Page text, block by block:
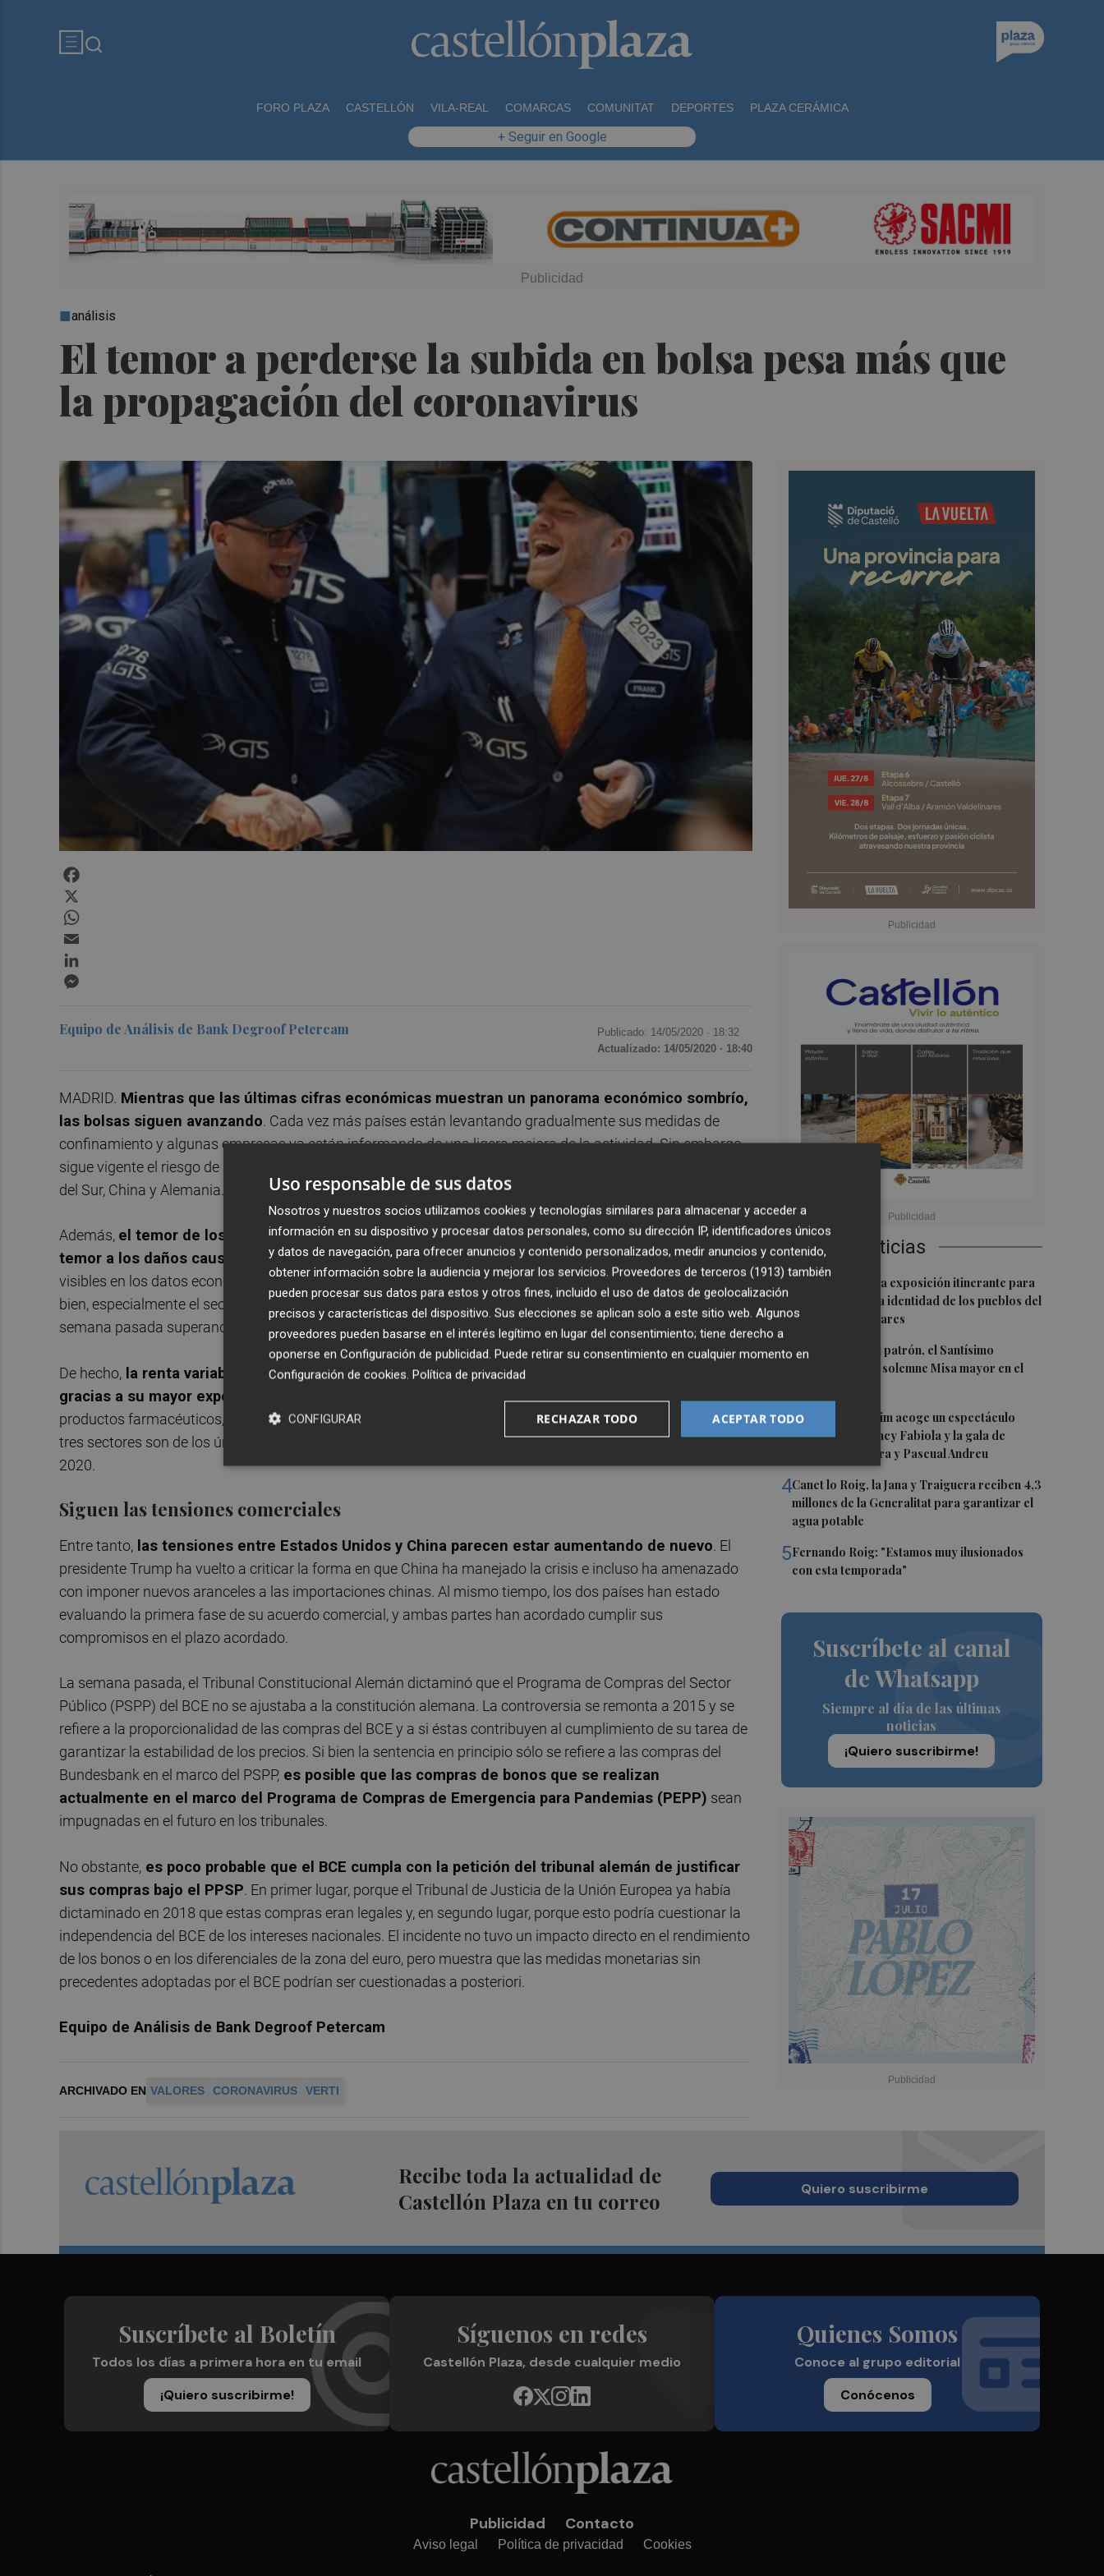
FORO PLAZA CASTELLÓN VILA-REAL COMARCAS COMUNITAT DEPORTES PLAZA CERÁMICA
+ Seguir en Google
El temor a perderse la subida en bolsa pesa más que
la propagación del coronavirus
análisis
Últimas Noticias
1 Pavías acoge una exposición itinerante para
poner en valor la identidad de los pueblos del
Palancia y el Mijares
2 Onda honra a su patrón, el Santísimo
Salvador, con la solemne Misa mayor en el
3Ópera Benicàssim acoge un espectáculo
dirigido por Nancy Fabiola y la gala de
Anabel de la Mora y Pascual Andreu
4Canet lo Roig, la Jana y Traiguera reciben 4,3
millones de la Generalitat para garantizar el
agua potable
5Fernando Roig: "Estamos muy ilusionados
con esta temporada"
Suscríbete al canal
de Whatsapp
Siempre al día de las últimas
noticias
¡Quiero suscribirme!
Equipo de Análisis de Bank Degroof Petercam Publicado: 14/05/2020 · 18:32
Actualizado: 14/05/2020 · 18:40
MADRID. Mientras que las últimas cifras económicas muestran un panorama económico sombrío,
las bolsas siguen avanzando. Cada vez más países están levantando gradualmente sus medidas de
confinamiento y algunas empresas ya están informando de una ligera mejora de la actividad. Sin embargo,
sigue vigente el riesgo de una segunda ola de contagio. Esto se hace patente en los nuevos brotes en Corea
del Sur, China y Alemania.
Además, el temor de los inversores a perderse la subida de las bolsas parece más fuerte que el
temor a los daños causados por la crisis sanitaria. Sin embargo, estos últimos son cada vez más
visibles en los datos económicos. Los sectores que mostraban fortaleza anteriormente siguen funcionando
bien, especialmente el sector tecnológico, lo que ha llevado al índice Nasdaq de Estados Unidos a cerrar la
semana pasada superando los niveles de principios de año.
De hecho, la renta variable estadounidense también está superando a los índices europeos
gracias a su mayor exposición al sector
productos farmacéuticos, figuran entre los pesos pesados de los índices de Estados Unidos. De hecho, estos
tres sectores son de los únicos que se espera que registren un crecimiento positivo de los beneficios en
2020.
Siguen las tensiones comerciales
Entre tanto, las tensiones entre Estados Unidos y China parecen estar aumentando de nuevo. El
presidente Trump ha vuelto a criticar la forma en que China ha manejado la crisis e incluso ha amenazado
con imponer nuevos aranceles a las importaciones chinas. Al mismo tiempo, los dos países han estado
evaluando la primera fase de su acuerdo comercial, y ambas partes han acordado cumplir sus
compromisos en el plazo acordado.
La semana pasada, el Tribunal Constitucional Alemán dictaminó que el Programa de Compras del Sector
Público (PSPP) del BCE no se ajustaba a la constitución alemana. La controversia se remonta a 2015 y se
refiere a la proporcionalidad de las compras del BCE y a si éstas contribuyen al cumplimiento de su tarea de
garantizar la estabilidad de los precios. Si bien la sentencia en principio sólo se refiere a las compras del
Bundesbank en el marco del PSPP, es posible que las compras de bonos que se realizan
actualmente en el marco del Programa de Compras de Emergencia para Pandemias (PEPP) sean
impugnadas en el futuro en los tribunales.
No obstante, es poco probable que el BCE cumpla con la petición del tribunal alemán de justificar
sus compras bajo el PPSP. En primer lugar, porque el Tribunal de Justicia de la Unión Europea ya había
dictaminado en 2018 que estas compras eran legales y, en segundo lugar, porque esto podría cuestionar la
independencia del BCE de los intereses nacionales. El incidente no tuvo un impacto directo en el rendimiento
de los bonos o en los diferenciales de la zona del euro, pero muestra que las medidas monetarias sin
precedentes adoptadas por el BCE podrían ser cuestionadas a posteriori.
Equipo de Análisis de Bank Degroof Petercam
ARCHIVADO EN VALORES CORONAVIRUS VERTI
Recibe toda la actualidad de
Castellón Plaza en tu correo
Quiero suscribirme
Suscríbete al Boletín
Todos los días a primera hora en tu email
¡Quiero suscribirme!
Síguenos en redes
Castellón Plaza, desde cualquier medio
Quienes Somos
Conoce al grupo editorial
Conócenos
Publicidad Contacto
Aviso legal Política de privacidad Cookies
Uso responsable de sus datos
Nosotros y nuestros socios utilizamos cookies y tecnologías similares para almacenar y acceder a
información en su dispositivo y procesar datos personales, como su dirección IP, identificadores únicos
y datos de navegación, para ofrecer anuncios y contenido personalizados, medir anuncios y contenido,
obtener información sobre la audiencia y mejorar los servicios. Proveedores de terceros (1913) también
pueden procesar sus datos para estos y otros fines, incluido el uso de datos de geolocalización
precisos y características del dispositivo. Sus elecciones se aplican solo a este sitio web. Algunos
proveedores pueden basarse en el interés legítimo en lugar del consentimiento; tiene derecho a
oponerse en Configuración de publicidad. Puede retirar su consentimiento en cualquier momento en
Configuración de cookies. Política de privacidad
ACEPTAR TODO
RECHAZAR TODO
CONFIGURAR